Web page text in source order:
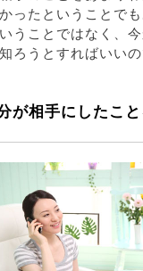
ったということでも
うことではなく、
ろうとすればいいの
が相手にしたこ